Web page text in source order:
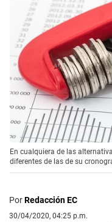
En cualquiera de las
diferentes de las de su
PorRedacción EC
30/04/2020, 04:25 p.m.